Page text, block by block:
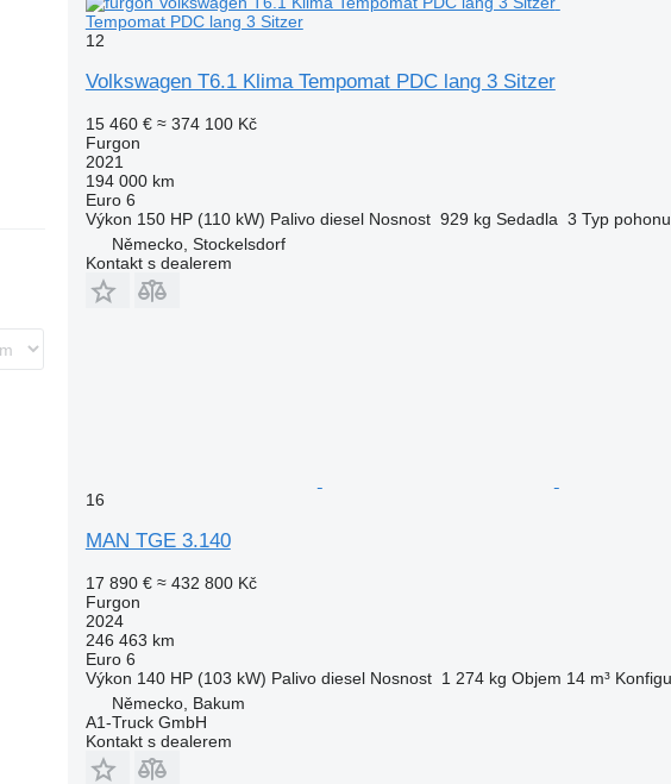
Tempomat PDC lang 3 Sitzer
12
Volkswagen T6.1 Klima Tempomat PDC lang 3 Sitzer
15 460 € ≈ 374 100 Kč
Furgon
2021
194 000 km
Euro 6
Výkon 150 HP (110 kW) Palivo diesel Nosnost 929 kg Sedadla 3 Typ pohonu
Německo, Stockelsdorf
Kontakt s dealerem
16
MAN TGE 3.140
17 890 € ≈ 432 800 Kč
Furgon
2024
246 463 km
Euro 6
Výkon 140 HP (103 kW) Palivo diesel Nosnost 1 274 kg Objem 14 m³
Německo, Bakum
A1-Truck GmbH
Kontakt s dealerem